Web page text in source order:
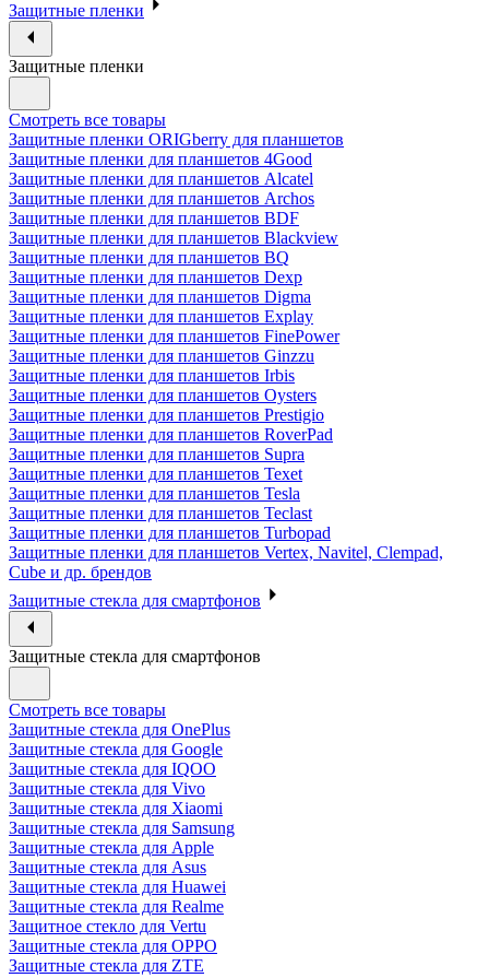
Защитные пленки
Защитные пленки
Смотреть все товары
Защитные пленки ORIGberry для планшетов
Защитные пленки для планшетов 4Good
Защитные пленки для планшетов Alcatel
Защитные пленки для планшетов Archos
Защитные пленки для планшетов BDF
Защитные пленки для планшетов Blackview
Защитные пленки для планшетов BQ
Защитные пленки для планшетов Dexp
Защитные пленки для планшетов Digma
Защитные пленки для планшетов Explay
Защитные пленки для планшетов FinePower
Защитные пленки для планшетов Ginzzu
Защитные пленки для планшетов Irbis
Защитные пленки для планшетов Oysters
Защитные пленки для планшетов Prestigio
Защитные пленки для планшетов RoverPad
Защитные пленки для планшетов Supra
Защитные пленки для планшетов Texet
Защитные пленки для планшетов Tesla
Защитные пленки для планшетов Teclast
Защитные пленки для планшетов Turbopad
Защитные пленки для планшетов Vertex, Navitel, Clempad,
Cube и др. брендов
Защитные стекла для смартфонов
Защитные стекла для смартфонов
Смотреть все товары
Защитные стекла для OnePlus
Защитные стекла для Google
Защитные стекла для IQOO
Защитные стекла для Vivo
Защитные стекла для Xiaomi
Защитные стекла для Samsung
Защитные стекла для Apple
Защитные стекла для Asus
Защитные стекла для Huawei
Защитные стекла для Realme
Защитное стекло для Vertu
Защитные стекла для OPPO
Защитные стекла для ZTE